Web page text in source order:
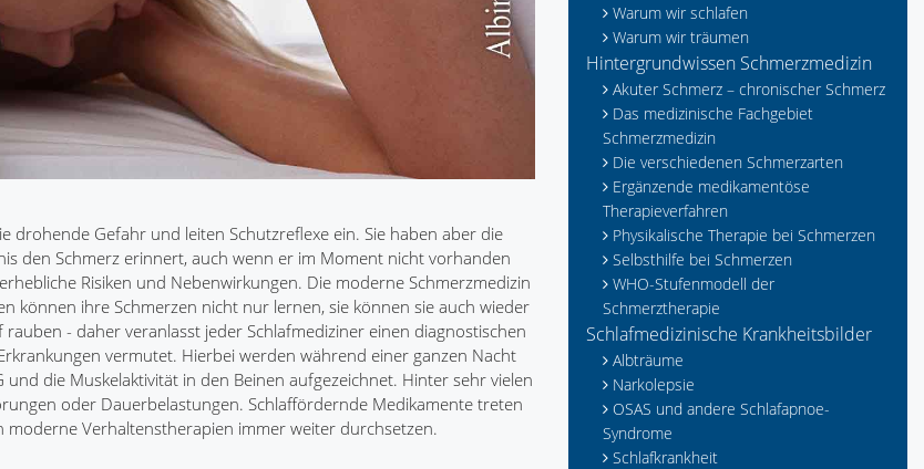
drohende Gefahr und leiten Schutzreflexe ein. Sie haben aber die
den Schmerz erinnert, auch wenn er im Moment nicht vorhanden
Risiken und Nebenwirkungen. Die moderne Schmerzmedizin
können ihre Schmerzen nicht nur lernen, sie können sie auch wieder
- daher veranlasst jeder Schlafmediziner einen diagnostischen
vermutet. Hierbei werden während einer ganzen Nacht
die Muskelaktivität in den Beinen aufgezeichnet. Hinter sehr vielen
oder Dauerbelastungen. Schlaffördernde Medikamente treten
Verhaltenstherapien immer weiter durchsetzen.
Warum wir schlafen
Warum wir träumen
Hintergrundwissen Schmerzmedizin
Akuter Schmerz – chronischer Schmerz
Das medizinische Fachgebiet
Schmerzmedizin
Die verschiedenen Schmerzarten
Ergänzende medikamentöse
Therapieverfahren
Physikalische Therapie bei Schmerzen
Selbsthilfe bei Schmerzen
WHO-Stufenmodell der
Schmerztherapie
Schlafmedizinische Krankheitsbilder
Albträume
Narkolepsie
OSAS und andere Schlafapnoe-
Syndrome
Schlafkrankheit